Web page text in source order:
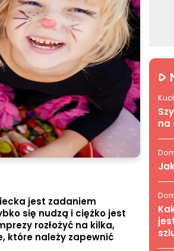
jest zadaniem
się nudzą i ciężko jest
rozłożyć na kilka,
które należy zapewnić
na